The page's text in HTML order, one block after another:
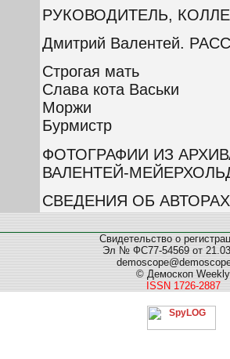
РУКОВОДИТЕЛЬ,
Дмитрий Валентей.
Строгая мать
Слава кота Васьки
Моржи
Бурмистр
ФОТОГРАФИИ ИЗ
ВАЛЕНТЕЙ-
СВЕДЕНИЯ ОБ АВТОРАХ
Свидетельство о
Эл № ФС77-54569 от
© Демоскоп Weekly
ISSN 1726-2887